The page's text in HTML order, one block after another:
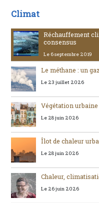
Climat
Réchauffement
consensus
Le 6 septembre 2019
Le méthane : un
Le 23 juillet 2026
Végétation
Le 28 juin 2026
Îlot de chaleur
Le 28 juin 2026
Chaleur,
Le 26 juin 2026